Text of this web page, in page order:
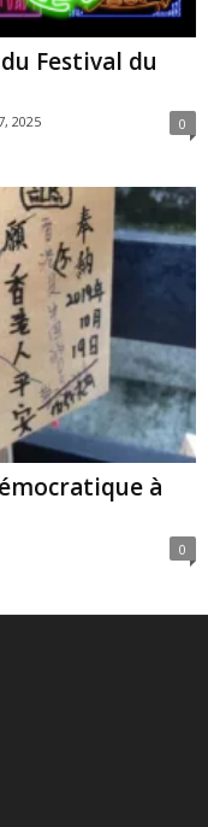
Festival du
2025 0
à
0